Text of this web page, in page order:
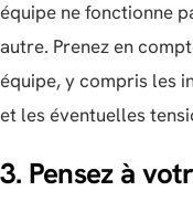
équipe ne fonctionne
autre. Prenez en
équipe, y compris les
et les éventuelles
3. Pensez à